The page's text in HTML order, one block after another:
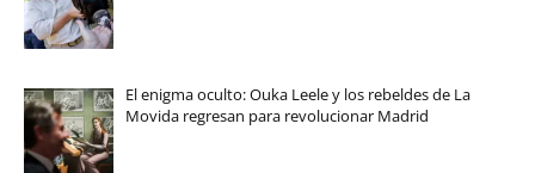
El enigma oculto: Ouka Leele y los rebeldes de La
Movida regresan para revolucionar Madrid